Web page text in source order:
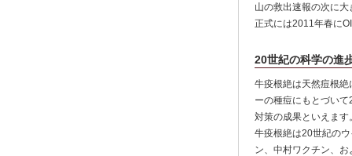
山の救出速報の次に
正式には2011年春に
20世紀の科学の進
牛疫根絶は天然痘根
ーの種痘にもとづい
対策の成果といえます
牛疫根絶は20世紀の
ン、中村ワクチン、